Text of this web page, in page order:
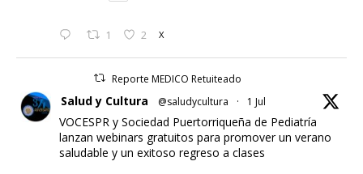
1 2 X
Reporte MEDICO Retuiteado
Salud y Cultura @saludycultura · 1 Jul
VOCESPR y Sociedad Puertorriqueña de Pediatría
lanzan webinars gratuitos para promover un verano
saludable y un exitoso regreso a clases